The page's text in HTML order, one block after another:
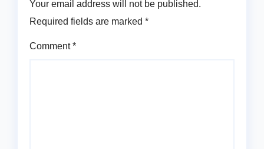
Your email address will not be published.
Required fields are marked *
Comment*